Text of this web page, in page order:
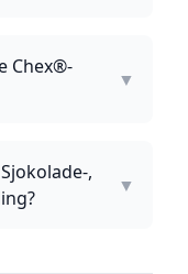
Chex®-
▼
,
▼